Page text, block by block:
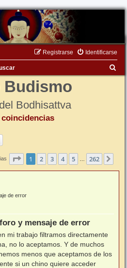
Identificarse
Registrarse
Budismo
Bodhisattva
coincidencias
Página de 262
1 2 3 4 5 262
de error
y mensaje de error
mi trabajo filtramos directamente
no lo aceptamos. Y de muchos
menos que aceptamos de los
si un chino quiere acceder